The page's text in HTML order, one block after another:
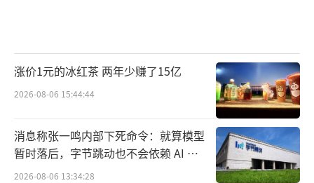
涨价1元的冰红茶 两年少赚了15亿
2026-08-06 15:44:44
消息称张一鸣内部下死命令：就算模型
暂时落后，字节跳动也不会依赖 AI 蒸
馏技术
2026-08-06 13:34:28